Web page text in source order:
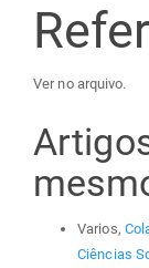
Ver no arquivo.
Varios,
Ciências